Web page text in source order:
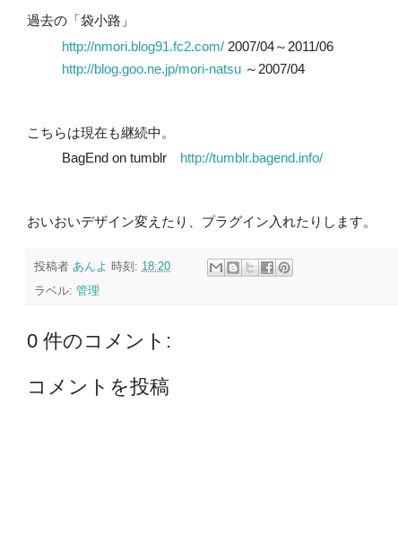
過去の「袋小路」
http://nmori.blog91.fc2.com/2007/04～2011/06
http://blog.goo.ne.jp/mori-natsu～2007/04
こちらは現在も継続中。
BagEnd on tumblr http://tumblr.bagend.info/
おいおいデザイン変えたり、プラグイン入れたりします。
投稿者 あんよ 時刻: 18:20
ラベル: 管理
0 件のコメント:
コメントを投稿